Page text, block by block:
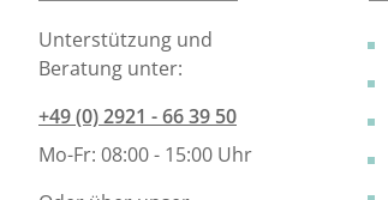
Unterstützung und
Beratung unter:
+49 (0) 2921 - 66 39 50
Mo-Fr: 08:00 - 15:00 Uhr